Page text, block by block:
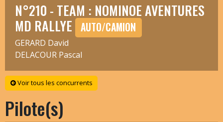
N°210 - TEAM : NOMINOE AVENTURES
MD RALLYE AUTO/CAMION
GERARD David
DELACOUR Pascal
Voir tous les concurrents
Pilote(s)